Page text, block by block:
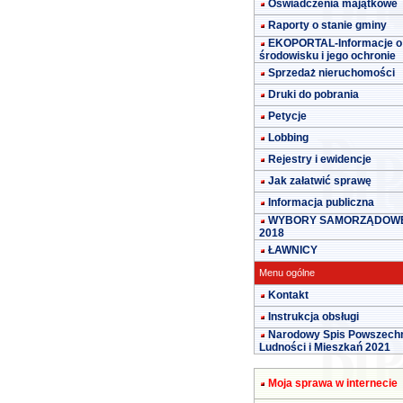
Oświadczenia majątkowe
Raporty o stanie gminy
EKOPORTAL-Informacje o
środowisku i jego ochronie
Sprzedaż nieruchomości
Druki do pobrania
Petycje
Lobbing
Rejestry i ewidencje
Jak załatwić sprawę
Informacja publiczna
WYBORY
2018
ŁAWNICY
Menu ogólne
Kontakt
Instrukcja obsługi
Narodowy Spis
Ludności i Mieszkań 2021
Moja sprawa w internecie